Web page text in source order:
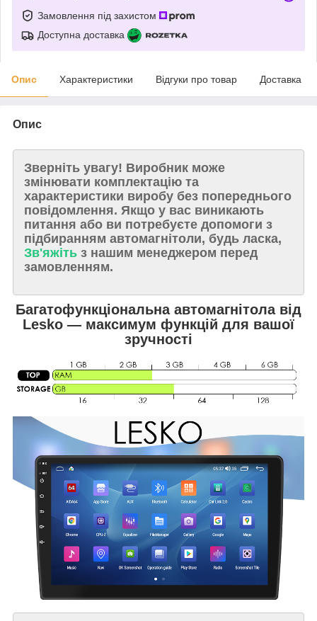
Замовлення під захистом
Доступна доставка
Опис Характеристики Відгуки про товар Доставка
Опис
Зверніть увагу! Виробник може
змінювати комплектацію та
характеристики виробу без попереднього
повідомлення. Якщо у вас виникають
питання або ви потребуєте допомоги з
підбиранням автомагнітоли, будь ласка,
Зв'яжіть з нашим менеджером перед
замовленням.
Багатофункціональна автомагнітола від
Lesko — максимум функцій для вашої
зручності